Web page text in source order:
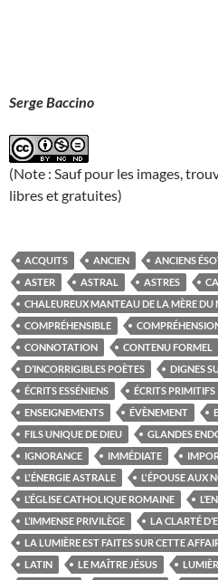
Serge Baccino
(Note : Sauf pour les images,
libres et gratuites)
ACQUITS ANCIEN ANCIENS
ASTER
ASTRAL ASTRES
CHALEUREUX MANTEAU DE LA MÈRE DU
COMPRÉHENSIBLE
CONNOTATION
CONTENU FORMEL
D’INCORRIGIBLES POÈTES
DIGNES
ÉCRITS ESSÉNIENS
ÉCRITS PRIMITIFS
ENSEIGNEMENTS
ÉVÈNEMENT
FILS UNIQUE DE DIEU
GLANDES
IGNORANCE
IMMÉDIATE
L'ÉNERGIE ASTRALE
L'ÉPOUSE AUX
L’ÉGLISE CATHOLIQUE ROMAINE
L’IMMENSE PRIVILÈGE
LA CLARTÉ
LA LUMIÈRE EST FAITES SUR CETTE
LATIN
LE MAÎTRE JÉSUS